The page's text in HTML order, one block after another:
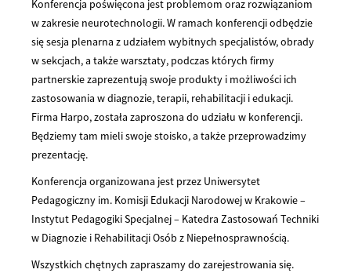
Konferencja poświęcona jest problemom oraz rozwiązaniom
w zakresie neurotechnologii. W ramach konferencji odbędzie
się sesja plenarna z udziałem wybitnych specjalistów, obrady
w sekcjach, a także warsztaty, podczas których firmy
partnerskie zaprezentują swoje produkty i możliwości ich
zastosowania w diagnozie, terapii, rehabilitacji i edukacji.
Firma Harpo, została zaproszona do udziału w konferencji.
Będziemy tam mieli swoje stoisko, a także przeprowadzimy
prezentację.
Konferencja organizowana jest przez Uniwersytet
Pedagogiczny im. Komisji Edukacji Narodowej w Krakowie –
Instytut Pedagogiki Specjalnej – Katedra Zastosowań Techniki
w Diagnozie i Rehabilitacji Osób z Niepełnosprawnością.
Wszystkich chętnych zapraszamy do zarejestrowania się.